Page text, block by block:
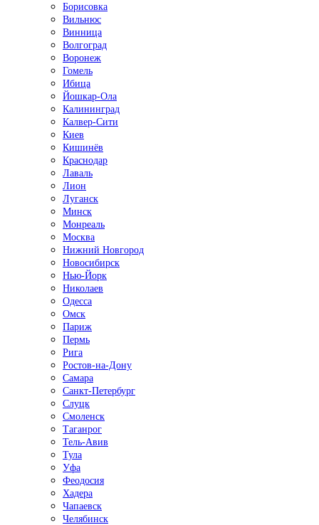
Борисовка
Вильнюс
Винница
Волгоград
Воронеж
Гомель
Ибица
Йошкар-Ола
Калининград
Калвер-Сити
Киев
Кишинёв
Краснодар
Лаваль
Лион
Луганск
Минск
Монреаль
Москва
Нижний Новгород
Новосибирск
Нью-Йорк
Николаев
Одесса
Омск
Париж
Пермь
Рига
Ростов-на-Дону
Самара
Санкт-Петербург
Слуцк
Смоленск
Таганрог
Тель-Авив
Тула
Уфа
Феодосия
Хадера
Чапаевск
Челябинск